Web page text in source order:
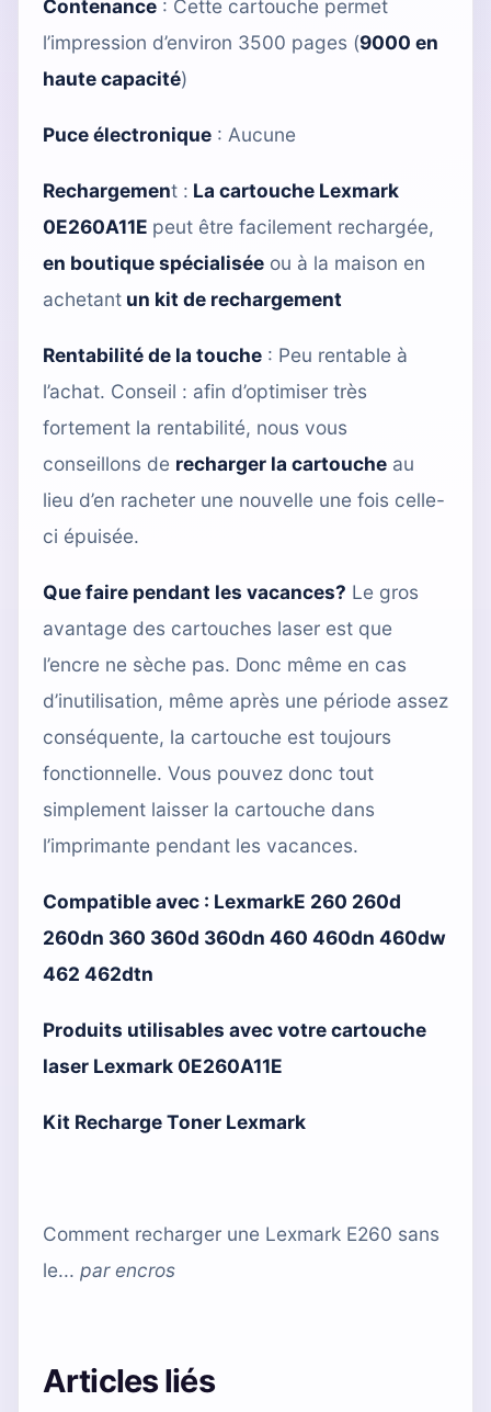
Contenance : Cette cartouche permet
l’impression d’environ 3500 pages (9000 en
haute capacité)
Puce électronique : Aucune
Rechargement : La cartouche Lexmark
0E260A11E peut être facilement rechargée,
en boutique spécialisée ou à la maison en
achetant un kit de rechargement
Rentabilité de la touche : Peu rentable à
l’achat. Conseil : afin d’optimiser très
fortement la rentabilité, nous vous
conseillons de recharger la cartouche au
lieu d’en racheter une nouvelle une fois celle-
ci épuisée.
Que faire pendant les vacances? Le gros
avantage des cartouches laser est que
l’encre ne sèche pas. Donc même en cas
d’inutilisation, même après une période assez
conséquente, la cartouche est toujours
fonctionnelle. Vous pouvez donc tout
simplement laisser la cartouche dans
l’imprimante pendant les vacances.
Compatible avec : LexmarkE 260 260d
260dn 360 360d 360dn 460 460dn 460dw
462 462dtn
Produits utilisables avec votre cartouche
laser Lexmark 0E260A11E
Kit Recharge Toner Lexmark
Comment recharger une Lexmark E260 sans
le... parencros
Articles liés